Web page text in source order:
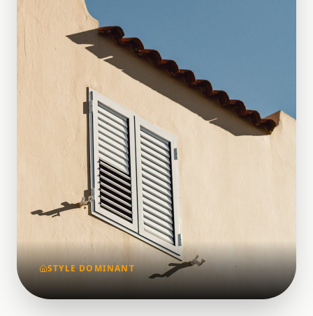
STYLE DOMINANT